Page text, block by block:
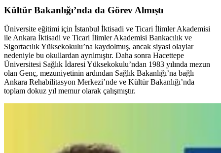
Kültür Bakanlığı’nda da Görev Almıştı
Üniversite eğitimi için İstanbul İktisadi ve Ticari İlimler Akademisi
ile Ankara İktisadi ve Ticari İlimler Akademisi Bankacılık ve
Sigortacılık Yüksekokulu’na kaydolmuş, ancak siyasi olaylar
nedeniyle bu okullardan ayrılmıştır. Daha sonra Hacettepe
Üniversitesi Sağlık İdaresi Yüksekokulu’ndan 1983 yılında mezun
olan Genç, mezuniyetinin ardından Sağlık Bakanlığı’na bağlı
Ankara Rehabilitasyon Merkezi’nde ve Kültür Bakanlığı’nda
toplam dokuz yıl memur olarak çalışmıştır.